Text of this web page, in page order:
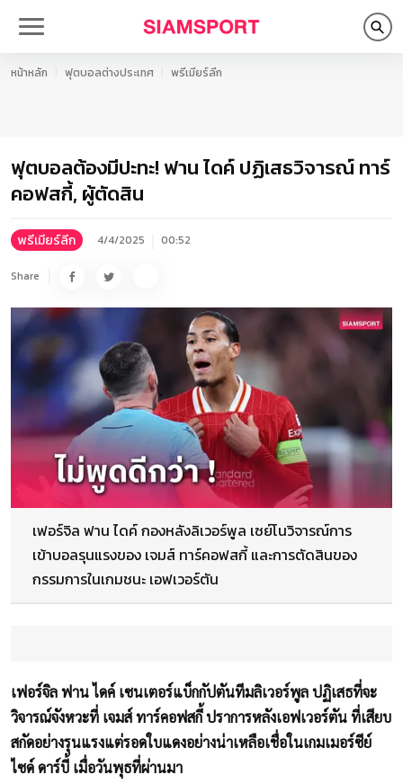
หน้าหลัก ฟุตบอลต่างประเทศ พรีเมียร์ลีก
ฟุตบอลต้องมีปะทะ! ฟาน ไดค์ ปฏิเสธวิจารณ์ ทาร์
คอฟสกี้, ผู้ตัดสิน
พรีเมียร์ลีก 4/4/2025 00:52
Share
เฟอร์จิล ฟาน ไดค์ กองหลังลิเวอร์พูล เซย์โนวิจารณ์การ
เข้าบอลรุนแรงของ เจมส์ ทาร์คอฟสกี้ และการตัดสินของ
กรรมการในเกมชนะ เอฟเวอร์ตัน
เฟอร์จิล ฟาน ไดค์ เซนเตอร์แบ็กกัปตันทีมลิเวอร์พูล ปฏิเสธที่จะ
วิจารณ์จังหวะที่ เจมส์ ทาร์คอฟสกี้ ปราการหลังเอฟเวอร์ตัน ที่เสียบ
สกัดอย่างรุนแรงแต่รอดใบแดงอย่างน่าเหลือเชื่อในเกมเมอร์ซีย์
ไซด์ ดาร์บี้ เมื่อวันพุธที่ผ่านมา